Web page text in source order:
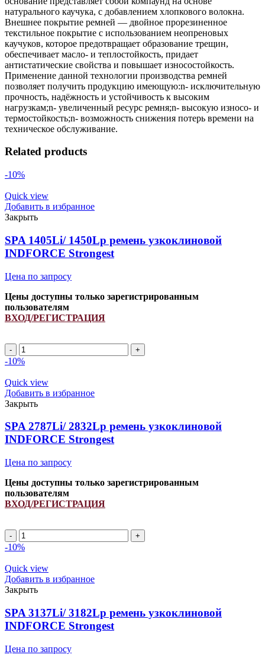
натурального каучука, с добавлением хлопкового волокна.
Внешнее покрытие ремней — двойное прорезиненное
текстильное покрытие с использованием неопреновых
каучуков, которое предотвращает образование трещин,
обеспечивает масло- и теплостойкость, придает
антистатические свойства и повышает износостойкость.
Применение данной технологии производства ремней
позволяет получить продукцию имеющую:n- исключительную
прочность, надёжность и устойчивость к высоким
нагрузкам;n- увеличенный ресурс ремня;n- высокую износо- и
термостойкость;n- возможность снижения потерь времени на
техническое обслуживание.
Related products
-10%
Quick view
Добавить в избранное
Закрыть
SPA 1405Li/ 1450Lp ремень узкоклиновой
INDFORCE Strongest
Цена по запросу
Цены доступны только зарегистрированным
пользователям
ВХОД/РЕГИСТРАЦИЯ
SPA
1405Li/
ремень
узкоклиновой
INDFORCE
Strongest
quantity
-10%
Quick view
Добавить в избранное
Закрыть
SPA 2787Li/ 2832Lp ремень узкоклиновой
INDFORCE Strongest
Цена по запросу
Цены доступны только зарегистрированным
пользователям
ВХОД/РЕГИСТРАЦИЯ
SPA
2787Li/
ремень
узкоклиновой
INDFORCE
Strongest
quantity
-10%
Quick view
Добавить в избранное
Закрыть
SPA 3137Li/ 3182Lp ремень узкоклиновой
INDFORCE Strongest
Цена по запросу